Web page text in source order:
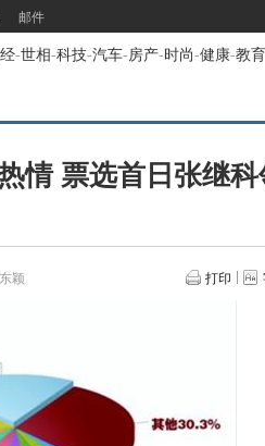
邮件
-世相-科技-汽车-房产-时尚-健康-教育
情 票选首日张继
颖 打印